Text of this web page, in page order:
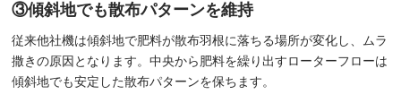
③傾斜地でも散布パターンを維持
従来他社機は傾斜地で肥料が散布羽根に落ちる場所が変化し、ムラ
撒きの原因となります。中央から肥料を繰り出すローターフローは
傾斜地でも安定した散布パターンを保ちます。